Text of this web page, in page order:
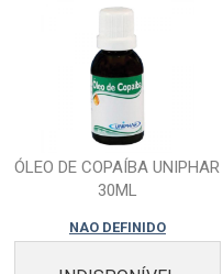
ÓLEO DE COPAÍBA UNIPHAR
30ML
NAO DEFINIDO